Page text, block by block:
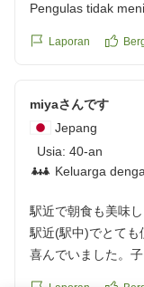
Pengulas tidak
Laporan
miyaさんです
Jepang
Usia: 40-an
Keluarga
駅近で朝食も美味
駅近(駅中)でとても
喜んでいました。